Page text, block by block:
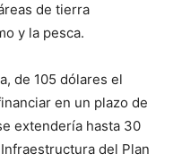
de tierra
y la pesca.
de 105 dólares el
en un plazo de
extendería hasta 30
del Plan